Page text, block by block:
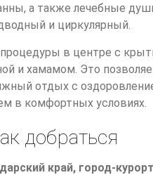
а также лечебные
и циркулярный.
в центре с
и хамамом. Это
отдых с
в комфортных условиях.
добраться
край, город-